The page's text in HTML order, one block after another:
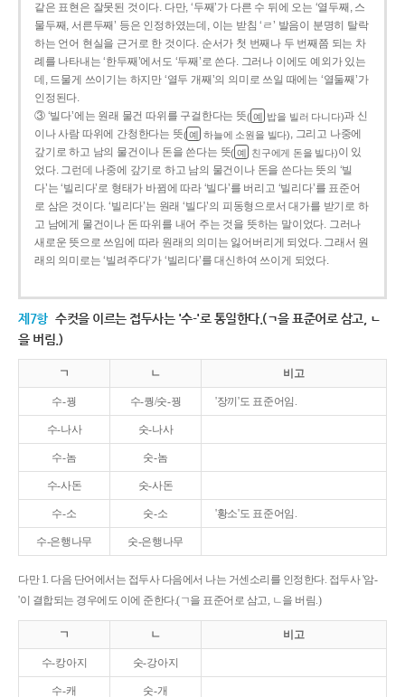
같은 표현은 잘못된 것이다. 다만, ‘두째’가 다른 수 뒤에 오는 ‘열두째, 스
물두째, 서른두째’ 등은 인정하였는데, 이는 받침 ‘ㄹ’ 발음이 분명히 탈락
하는 언어 현실을 근거로 한 것이다. 순서가 첫 번째나 두 번째쯤 되는 차
례를 나타내는 ‘한두째’에서도 ‘두째’로 쓴다. 그러나 이에도 예외가 있는
데, 드물게 쓰이기는 하지만 ‘열두 개째’의 의미로 쓰일 때에는 ‘열둘째’가
인정된다.
③ ‘빌다’에는 원래 물건 따위를 구걸한다는 뜻( 예 밥을 빌러 다니다)과 신
이나 사람 따위에 간청한다는 뜻( 예 하늘에 소원을 빌다), 그리고 나중에
갚기로 하고 남의 물건이나 돈을 쓴다는 뜻( 예 친구에게 돈을 빌다)이 있
었다. 그런데 나중에 갚기로 하고 남의 물건이나 돈을 쓴다는 뜻의 ‘빌
다’는 ‘빌리다’로 형태가 바뀜에 따라 ‘빌다’를 버리고 ‘빌리다’를 표준어
로 삼은 것이다. ‘빌리다’는 원래 ‘빌다’의 피동형으로서 대가를 받기로 하
고 남에게 물건이나 돈 따위를 내어 주는 것을 뜻하는 말이었다. 그러나
새로운 뜻으로 쓰임에 따라 원래의 의미는 잃어버리게 되었다. 그래서 원
래의 의미로는 ‘빌려주다’가 ‘빌리다’를 대신하여 쓰이게 되었다.
제7항 수컷을 이르는 접두사는 '수-'로 통일한다.(ㄱ을 표준어로 삼고, ㄴ
을 버림.)
ㄱ ㄴ 비고
수-꿩 수-퀑/숫-꿩 '장끼'도 표준어임.
수-나사 숫-나사
수-놈 숫-놈
수-사돈 숫-사돈
수-소 숫-소 '황소'도 표준어임.
수-은행나무 숫-은행나무
다만 1. 다음 단어에서는 접두사 다음에서 나는 거센소리를 인정한다. 접두사 '암-
'이 결합되는 경우에도 이에 준한다.(ㄱ을 표준어로 삼고, ㄴ을 버림.)
ㄱ ㄴ 비고
수-캉아지 숫-강아지
수-캐 숫-개